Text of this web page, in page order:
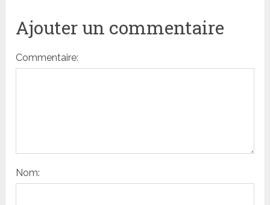
Ajouter un commentaire
Commentaire:
Nom: